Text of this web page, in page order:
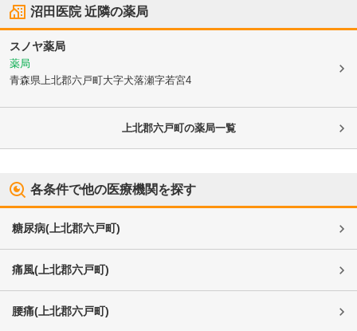
沼田医院近隣の薬局
スノヤ薬局
薬局
青森県上北郡六戸町大字犬落瀬字若宮4
上北郡六戸町の薬局一覧
各条件で他の医療機関を探す
糖尿病(上北郡六戸町)
痛風(上北郡六戸町)
腰痛(上北郡六戸町)